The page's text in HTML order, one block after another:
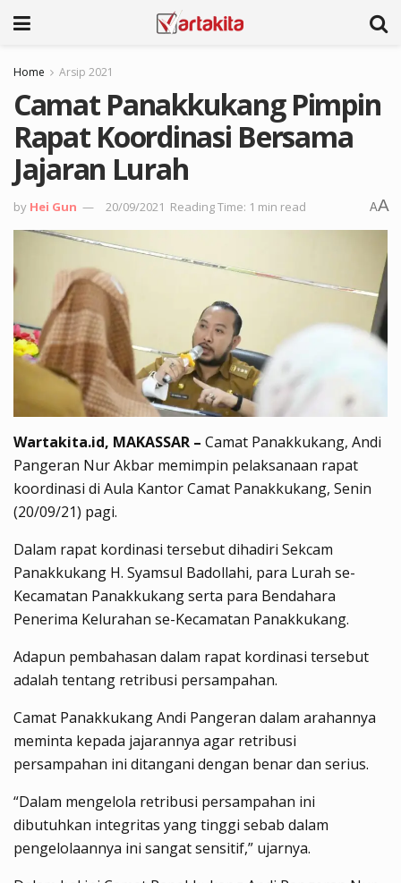
Home Arsip 2021
Camat Panakkukang Pimpin
Rapat Koordinasi Bersama
Jajaran Lurah
by Hei Gun 20/09/2021 Reading Time: 1 min read AA
Wartakita.id, MAKASSAR – Camat Panakkukang, Andi
Pangeran Nur Akbar memimpin pelaksanaan rapat
koordinasi di Aula Kantor Camat Panakkukang, Senin
(20/09/21) pagi.
Dalam rapat kordinasi tersebut dihadiri Sekcam
Panakkukang H. Syamsul Badollahi, para Lurah se-
Kecamatan Panakkukang serta para Bendahara
Penerima Kelurahan se-Kecamatan Panakkukang.
Adapun pembahasan dalam rapat kordinasi tersebut
adalah tentang retribusi persampahan.
Camat Panakkukang Andi Pangeran dalam arahannya
meminta kepada jajarannya agar retribusi
persampahan ini ditangani dengan benar dan serius.
“Dalam mengelola retribusi persampahan ini
dibutuhkan integritas yang tinggi sebab dalam
pengelolaannya ini sangat sensitif,” ujarnya.